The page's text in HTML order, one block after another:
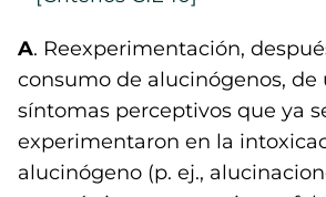
A. Reexperimentación,
consumo de alucinógenos, de
síntomas perceptivos que ya
experimentaron en la
alucinógeno (p. ej.,